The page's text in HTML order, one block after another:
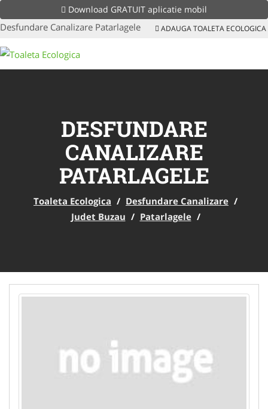
Download GRATUIT aplicatie mobil
Desfundare Canalizare Patarlagele ADAUGA TOALETA ECOLOGICA
DESFUNDARE
CANALIZARE
PATARLAGELE
Toaleta Ecologica / Desfundare Canalizare /
Judet Buzau / Patarlagele /